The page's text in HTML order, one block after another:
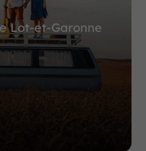
Lot-et-Garonne